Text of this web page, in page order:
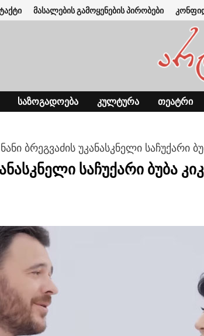
მასალების გამოყენების პირობები
ᲡᲐᲖᲝᲒᲐᲓᲝᲔᲑᲐ ᲙᲣᲚᲢᲣᲠᲐ ᲗᲔᲐᲢᲠᲘ
ნანი ბრეგვაძის უკანასკნელი საჩუქარი
საჩუქარი ბუბა